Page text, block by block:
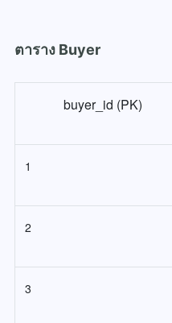
ตาราง Buyer
buyer_id (PK)
1
2
3